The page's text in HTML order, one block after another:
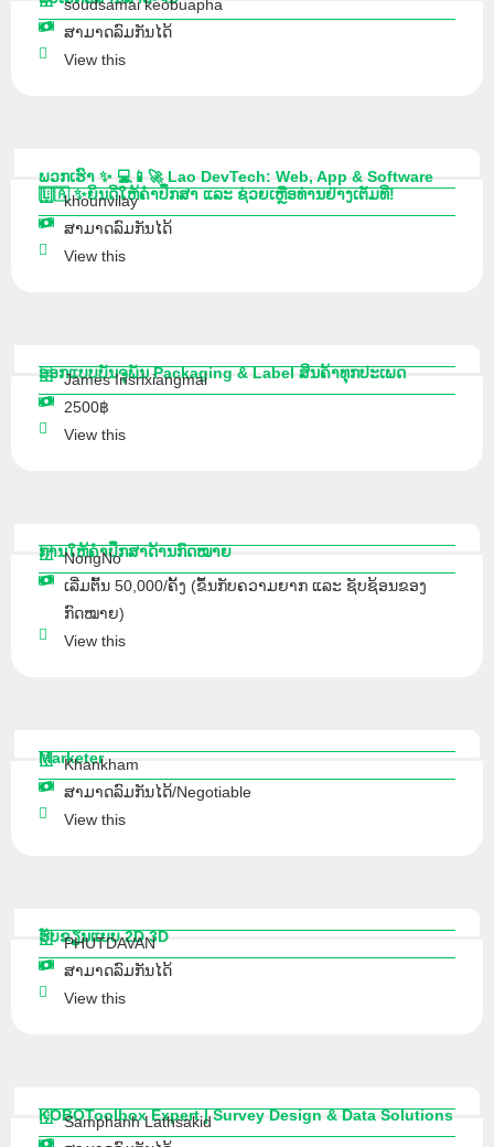
soudsamai keobuapha
ສາມາດລົມກັນໄດ້
View this
ພວກເຮົາ ✨ 💻📱🚀 Lao DevTech: Web, App & Software
🇱🇦 ✨ຍິນດີໃຫ້ຄຳປຶກສາ ແລະ ຊ່ວຍເຫຼືອທ່ານຢ່າງເຕັມທີ່!
khounvilay
ສາມາດລົມກັນໄດ້
View this
ອອກແບບບັນຈຸພັນ Packaging & Label ສິນຄ້າທຸກປະເພດ
James Insrixiangmai
2500฿
View this
ການໃຫ້ຄຳປຶກສາດ້ານກົດໝາຍ
NongNo
ເລີ່ມຕົ້ນ 50,000/ຄັ້ງ (ຂຶ້ນກັບຄວາມຍາກ ແລະ ຊັບຊ້ອນຂອງ
ກົດໝາຍ)
View this
Marketer
Khankham
ສາມາດລົມກັນໄດ້/Negotiable
View this
ຮັບຂຽນແບບ 2D 3D
PHUTDAVAN
ສາມາດລົມກັນໄດ້
View this
KOBOToolbox Expert | Survey Design & Data Solutions
Samphanh Lathsakid